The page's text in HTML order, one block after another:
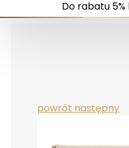
Do rabatu 5%
powrót następny